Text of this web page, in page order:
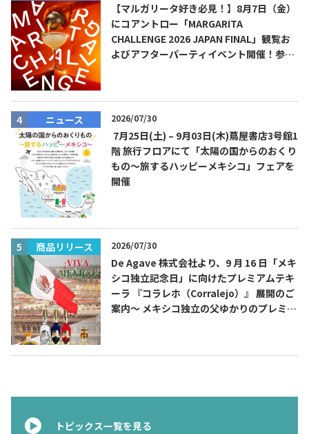
About
テキーラのつくり方 テキーラマーケット
テキーラの飲み方
メキシコの記念日 トピックス
イベント一覧
テキーラ・メスカルが 飲めるバー
＆レストラン
【マルガリータ好き必見！】8月7日（金）
にコアントロー「MARGARITA
CHALLENGE 2026 JAPAN FINAL」観覧お
よびアフターパーティイベント開催！参加
ニュース 2026/07/30
7月25日(土) – 9月03日(木)蔦屋書店3号館1
階 旅行フロアにて「太陽の国からのおくり
もの～旅するハッピーメキシコ」フェアを
開催
商品リリース 2026/07/30
De Agave 株式会社より、9 月 16 日「メキ
シコ独立記念日」に向けたプレミアムテキ
ーラ 『コラレホ（Corralejo）』 展開のご
案内〜 メキシコ独立の父ゆかりのプレミア
トピックス一覧を見る